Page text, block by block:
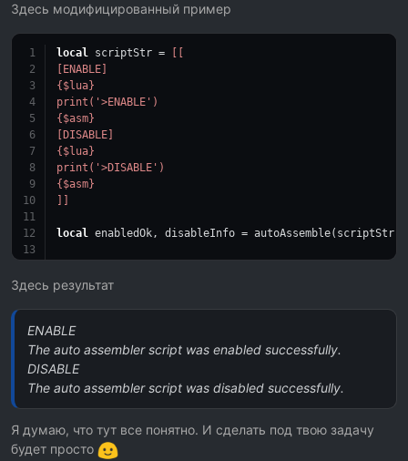
Здесь модифицированный пример
local scriptStr =
[ENABLE]
{$lua}
print('>ENABLE')
{$asm}
[DISABLE]
{$lua}
print('>DISABLE')
{$asm}
local enabledOk, disableInfo = autoAssemble(scriptStr)
print('>The auto assembler script was enabled
'>There was an error enabling the auto
end
print
local
disabledOk = autoAssemble(scriptStr, disableInfo)
  disableInfo =
nil
print('>The auto assembler script was disabled
Здесь результат
ENABLE
The auto assembler script was enabled successfully.
DISABLE
The auto assembler script was disabled successfully.
Я думаю, что тут все понятно. И сделать под твою задачу
будет просто